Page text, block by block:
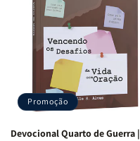
Promoção
Devocional Quarto de Guerra |